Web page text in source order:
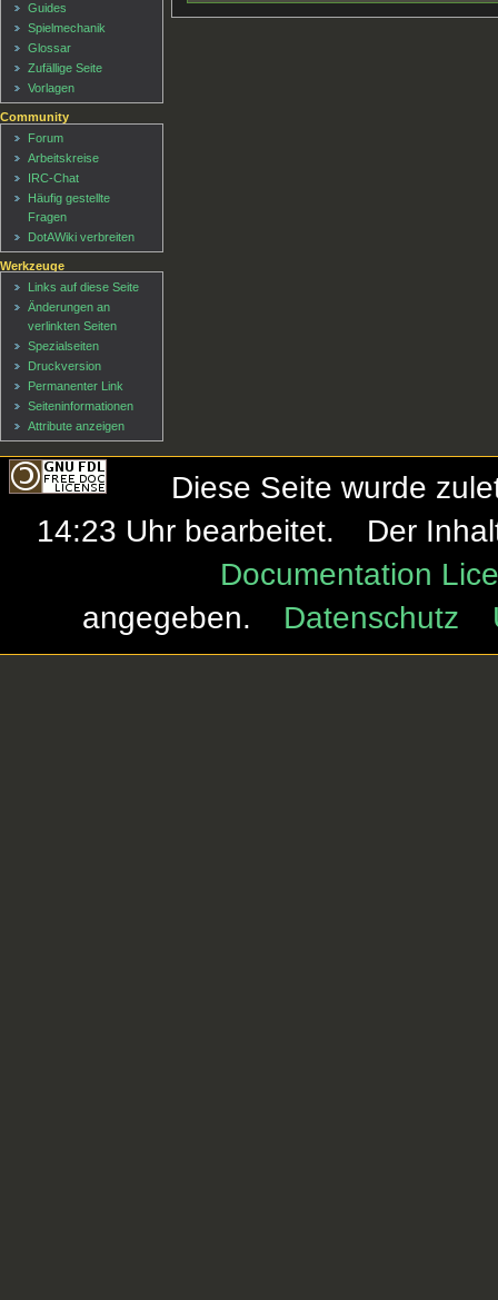
Guides
Spielmechanik
Glossar
Zufällige Seite
Vorlagen
Community
Forum
Arbeitskreise
IRC-Chat
Häufig gestellte
Fragen
DotAWiki verbreiten
Werkzeuge
Links auf diese Seite
Änderungen an
verlinkten Seiten
Spezialseiten
Druckversion
Permanenter Link
Seiten­informationen
Attribute anzeigen
Diese Seite wurde
14:23 Uhr bearbeitet.
Der
Documentation
angegeben.
Datenschutz